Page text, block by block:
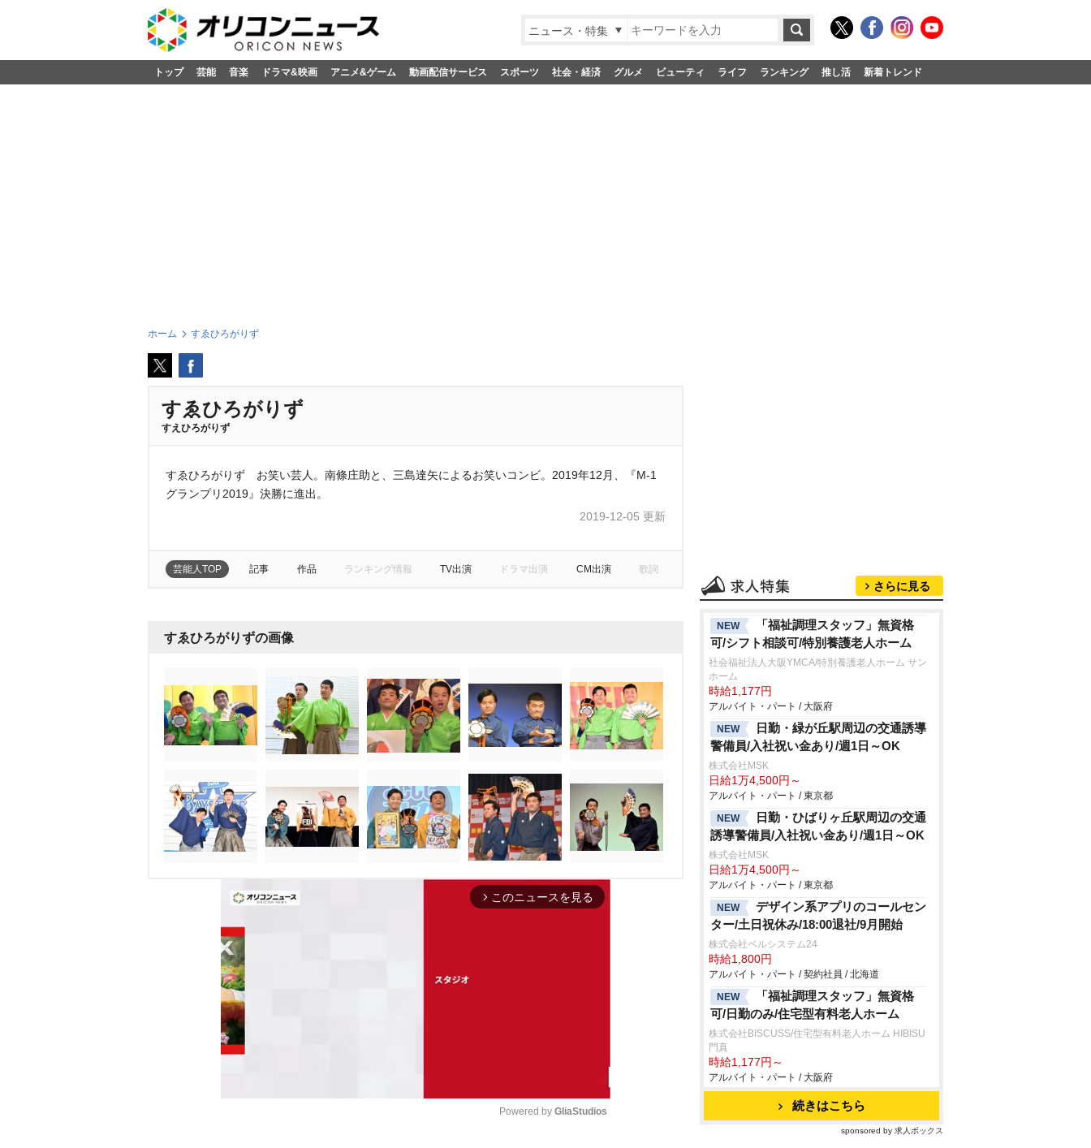
ニュース・特集
トップ 芸能 音楽 ドラマ&映画 アニメ&ゲーム 動画配信サービス スポーツ 社会・経済 グルメ ビューティ ライフ ランキング 推し活 新着トレンド
ホーム すゑひろがりず
すゑひろがりず
すえひろがりず
すゑひろがりず お笑い芸人。南條庄助と、三島達矢によるお笑いコンビ。2019年12月、『M-1
グランプリ2019』決勝に進出。
2019-12-05 更新
芸能人TOP 記事 作品 ランキング情報 TV出演 ドラマ出演 CM出演 歌詞
すゑひろがりずの画像
arrow_forward_ios このニュースを見る
Powered by GliaStudios
さらに見る
NEW
「福祉調理スタッフ」無資格
可/シフト相談可/特別養護老人ホーム
社会福祉法人大阪YMCA/特別養護老人ホーム サン
ホーム
時給1,177円
アルバイト・パート / 大阪府
NEW
日勤・緑が丘駅周辺の交通誘導
警備員/入社祝い金あり/週1日～OK
株式会社MSK
日給1万4,500円～
アルバイト・パート / 東京都
NEW
日勤・ひばりヶ丘駅周辺の交通
誘導警備員/入社祝い金あり/週1日～OK
株式会社MSK
日給1万4,500円～
アルバイト・パート / 東京都
NEW
デザイン系アプリのコールセン
ター/土日祝休み/18:00退社/9月開始
株式会社ベルシステム24
時給1,800円
アルバイト・パート / 契約社員 / 北海道
NEW
「福祉調理スタッフ」無資格
可/日勤のみ/住宅型有料老人ホーム
株式会社BISCUSS/住宅型有料老人ホーム HIBISU
門真
時給1,177円～
アルバイト・パート / 大阪府
続きはこちら
sponsored by 求人ボックス